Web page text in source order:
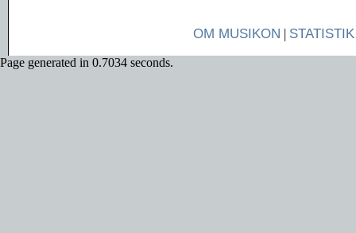
OM MUSIKON | STATISTIK
Page generated in 0.7034 seconds.